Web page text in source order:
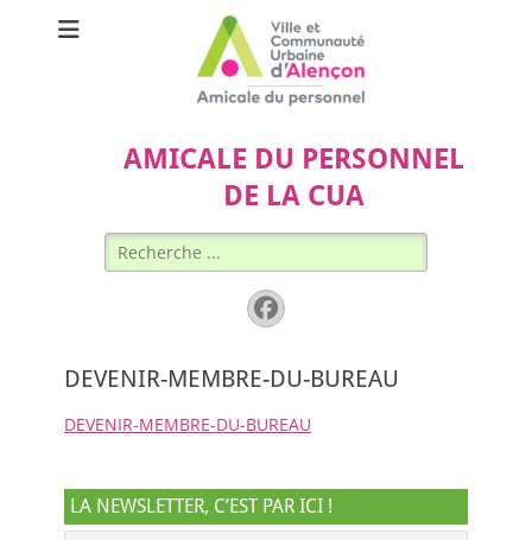
AMICALE DU PERSONNEL
DE LA CUA
Rechercher :
Facebook
DEVENIR-MEMBRE-DU-BUREAU
DEVENIR-MEMBRE-DU-BUREAU
LA NEWSLETTER, C’EST PAR ICI !